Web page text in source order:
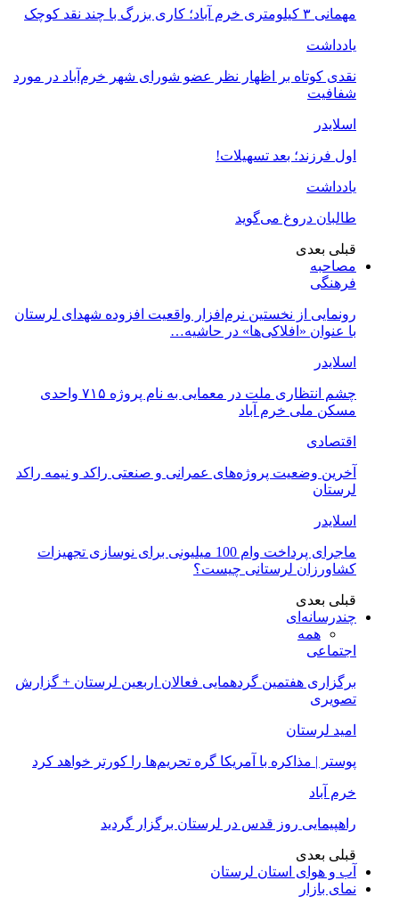
مهمانی ۳ کیلومتری خرم آباد؛ کاری بزرگ با چند نقد کوچک
یادداشت
نقدی کوتاه بر اظهار نظر عضو شورای شهر خرم‌آباد در مورد
شفافیت
اسلایدر
اول فرزند؛ بعد تسهیلات!
یادداشت
طالبان دروغ می‌گوید
قبلی بعدی
مصاحبه
فرهنگی
رونمایی از نخستین نرم‌افزار واقعیت افزوده شهدای لرستان
با عنوان «افلاکی‌ها» در حاشیه…
اسلایدر
چشم انتظاری ملت در معمایی به نام پروژه ۷۱۵ واحدی
مسکن ملی خرم آباد
اقتصادی
آخرین وضعیت پروژه‌های عمرانی و صنعتی راکد و نیمه راکد
لرستان
اسلایدر
ماجرای پرداخت وام 100 میلیونی برای نوسازی تجهیزات
کشاورزان لرستانی چیست؟
قبلی بعدی
چندرسانه‌ای
همه
اجتماعی
برگزاری هفتمین گردهمایی فعالان اربعین لرستان + گزارش
تصویری
امید لرستان
پوستر | مذاکره با آمریکا گره تحریم‌ها را کورتر خواهد کرد
خرم آباد
راهپیمایی روز قدس در لرستان برگزار گردید
قبلی بعدی
آب و هوای استان لرستان
نمای بازار